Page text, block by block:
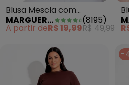
Blusa Mescla com
Contrastes Plus Size
MARGUERITE (8195)
A partir deR$ 19,99R$ 49,99
-